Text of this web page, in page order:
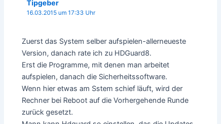
Tipgeber
16.03.2015 um 17:33 Uhr
Zuerst das System selber aufspielen-allerneueste
Version, danach rate ich zu HDGuard8.
Erst die Programme, mit denen man arbeitet
aufspielen, danach die Sicherheitssoftware.
Wenn hier etwas am Sstem schief läuft, wird der
Rechner bei Reboot auf die Vorhergehende Runde
zurück gesetzt.